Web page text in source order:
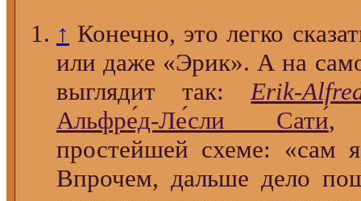
↑ Конечно, это легко
или даже «Эрик». А на
выглядит так:Erik-
Альфре́д-Ле́сли Сати́,
простейшей схеме: «сам
Впрочем, дальше дело